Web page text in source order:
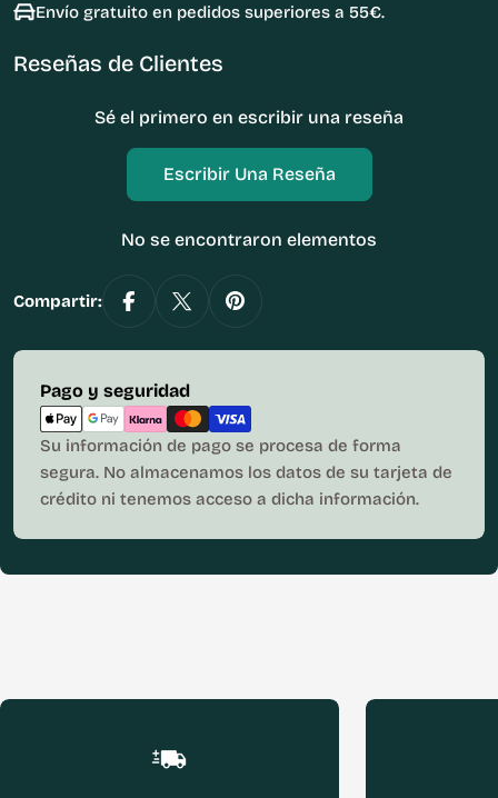
Envío gratuito en pedidos superiores a 55€.
Reseñas de Clientes
Sé el primero en escribir una reseña
Escribir Una Reseña
No se encontraron elementos
Compartir:
Pago y seguridad
Métodos
de
pago
Su información de pago se procesa de forma
segura. No almacenamos los datos de su tarjeta de
crédito ni tenemos acceso a dicha información.